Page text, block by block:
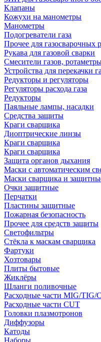
Клапаны
Кожухи на манометры
Манометры
Подогреватели газа
Прочее для газосварочных
Рукава для газовой сварки
Смесители газов,
Устройства для перекачки
Редукторы и регуляторы
Регуляторы расхода газа
Редукторы
Паяльные лампы, насадки
Средства защиты
Краги сварщика
Диоптрические линзы
Краги сварщика
Краги сварщика
Защита органов дыхания
Маски с автоматическим
Маски сварщика и
Очки защитные
Перчатки
Пластины защитные
Пожарная безопасность
Прочее для средств защиты
Светофильтры
Стёкла к маскам сварщика
Фартуки
Хозтовары
Плиты бытовые
Жиклёры
Шланги поливочные
Расходные части MIG/TIG/
Расходные части CUT
Головки плазмотронов
Диффузоры
Катоды
Наборы